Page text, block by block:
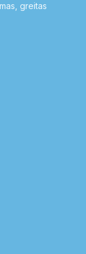
greitas